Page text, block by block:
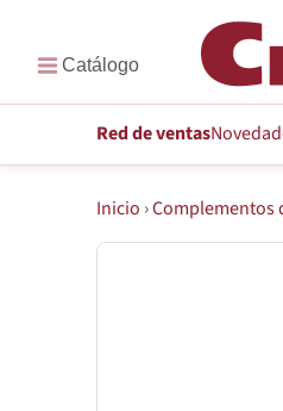
Red de ventas
Inicio ›Complementos